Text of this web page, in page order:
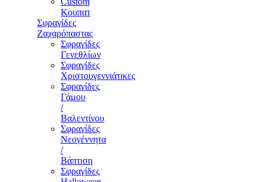
Κουπατ
Σφραγίδες
Ζαχαρόπαστας
Σφραγίδες
Γενεθλίων
Σφραγίδες
Χριστουγεννιάτικες
Σφραγίδες
Γάμου
/
Βαλεντίνου
Σφραγίδες
Νεογέννητα
/
Βάπτιση
Σφραγίδες